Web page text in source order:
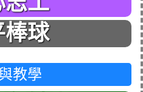
棒球
教學